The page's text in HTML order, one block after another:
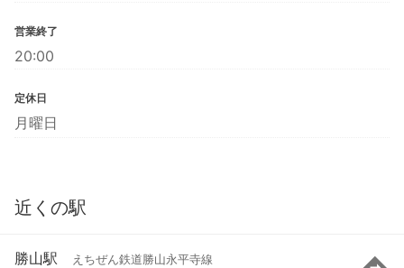
営業終了
20:00
定休日
月曜日
近くの駅
勝山駅 えちぜん鉄道勝山永平寺線